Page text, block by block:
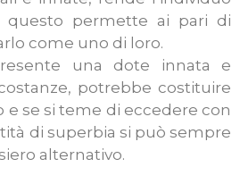
permette ai pari di
come uno di loro.
una dote innata e
potrebbe costituire
e se si teme di eccedere con
di superbia si può sempre
alternativo.